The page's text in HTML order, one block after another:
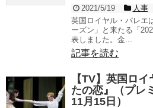
2021/5/19
人事
英国ロイヤル・バレエ
ーズン」と来たる「
表しました。金...
記事を読む
【TV】英国ロ
たの恋』（プレ
11月15日）